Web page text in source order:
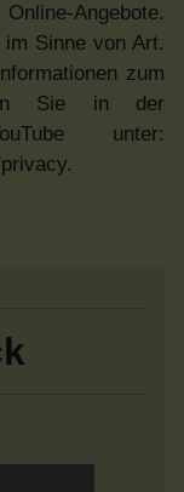
Angebote.
Sinne von Art.
zum
Sie in der
unter: